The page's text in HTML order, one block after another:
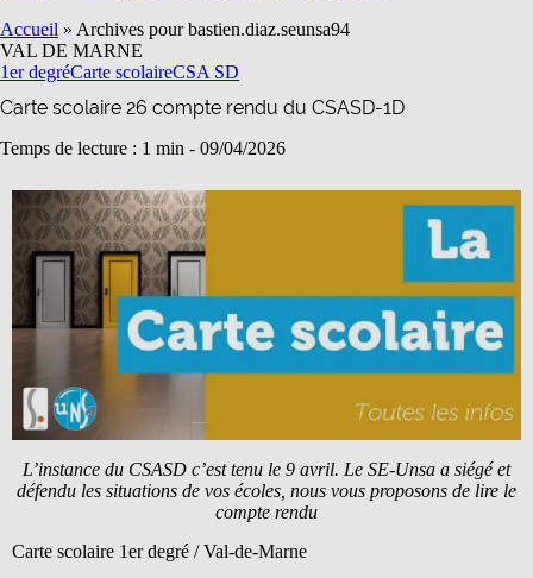
Accueil » Archives pour bastien.diaz.seunsa94
VAL DE MARNE
1er degréCarte scolaireCSA SD
Carte scolaire 26 compte rendu du CSASD-1D
Temps de lecture : 1 min - 09/04/2026
L’instance du CSASD c’est tenu le 9 avril. Le SE-Unsa a siégé et
défendu les situations de vos écoles, nous vous proposons de lire le
compte rendu
Carte scolaire 1er degré / Val-de-Marne